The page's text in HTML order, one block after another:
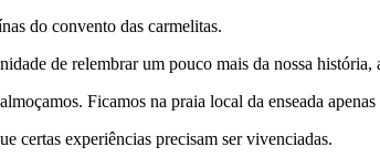
do convento das carmelitas.
de relembrar um pouco mais da nossa
Ficamos na praia local da enseada
certas experiências precisam ser vivenciadas.